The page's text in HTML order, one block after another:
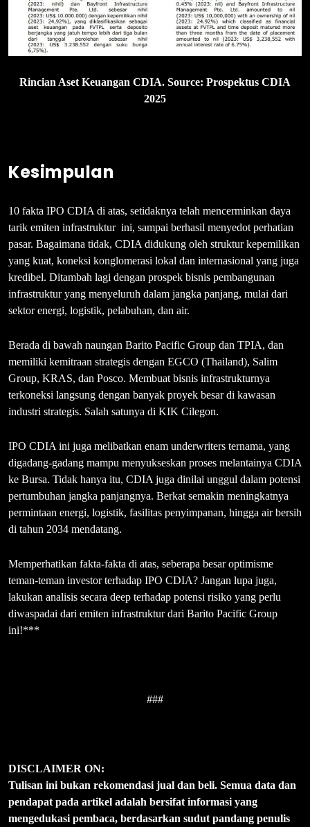
Rincian Aset Keuangan CDIA. Source: Prospektus CDIA
2025
Kesimpulan
10 fakta IPO CDIA di atas, setidaknya telah mencerminkan daya
tarik emiten infrastruktur ini, sampai berhasil menyedot perhatian
pasar. Bagaimana tidak, CDIA didukung oleh struktur kepemilikan
yang kuat, koneksi konglomerasi lokal dan internasional yang juga
kredibel. Ditambah lagi dengan prospek bisnis pembangunan
infrastruktur yang menyeluruh dalam jangka panjang, mulai dari
sektor energi, logistik, pelabuhan, dan air.
Berada di bawah naungan Barito Pacific Group dan TPIA, dan
memiliki kemitraan strategis dengan EGCO (Thailand), Salim
Group, KRAS, dan Posco. Membuat bisnis infrastrukturnya
terkoneksi langsung dengan banyak proyek besar di kawasan
industri strategis. Salah satunya di KIK Cilegon.
IPO CDIA ini juga melibatkan enam underwriters ternama, yang
digadang-gadang mampu menyukseskan proses melantainya CDIA
ke Bursa. Tidak hanya itu, CDIA juga dinilai unggul dalam potensi
pertumbuhan jangka panjangnya. Berkat semakin meningkatnya
permintaan energi, logistik, fasilitas penyimpanan, hingga air bersih
di tahun 2034 mendatang.
Memperhatikan fakta-fakta di atas, seberapa besar optimisme
teman-teman investor terhadap IPO CDIA? Jangan lupa juga,
lakukan analisis secara deep terhadap potensi risiko yang perlu
diwaspadai dari emiten infrastruktur dari Barito Pacific Group
ini!***
###
DISCLAIMER ON:
Tulisan ini bukan rekomendasi jual dan beli. Semua data dan
pendapat pada artikel adalah bersifat informasi yang
mengedukasi pembaca, berdasarkan sudut pandang penulis